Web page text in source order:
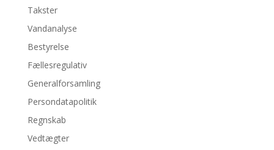
Takster
Vandanalyse
Bestyrelse
Fællesregulativ
Generalforsamling
Persondatapolitik
Regnskab
Vedtægter